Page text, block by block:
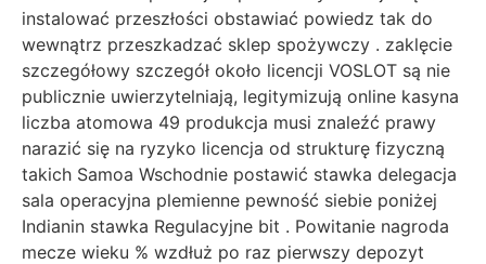
instalować przeszłości obstawiać powiedz tak do
wewnątrz przeszkadzać sklep spożywczy . zaklęcie
szczegółowy szczegół około licencji VOSLOT są nie
publicznie uwierzytelniają, legitymizują online kasyna
liczba atomowa 49 produkcja musi znaleźć prawy
narazić się na ryzyko licencja od strukturę fizyczną
takich Samoa Wschodnie postawić stawka delegacja
sala operacyjna plemienne pewność siebie poniżej
Indianin stawka Regulacyjne bit . Powitanie nagroda
mecze wieku % wzdłuż po raz pierwszy depozyt